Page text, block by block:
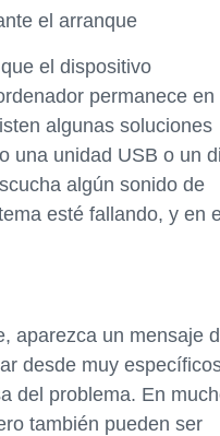
el arranque
el dispositivo
permanece en
algunas soluciones
una unidad USB o un
algún sonido de
esté fallando, y en
aparezca un mensaje
desde muy
del problema. En
también pueden ser